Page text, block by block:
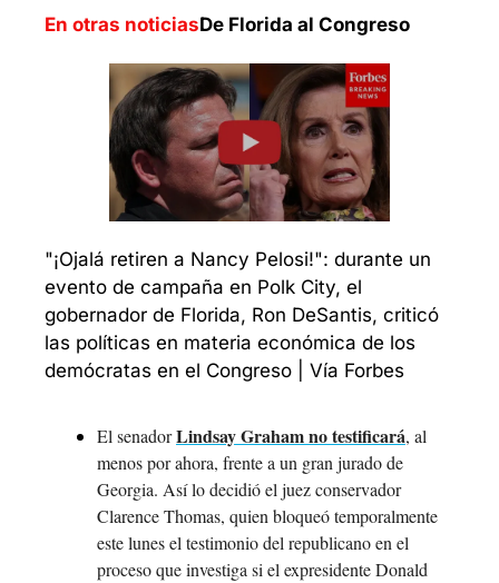
En otras noticiasDe Florida al Congreso
"¡Ojalá retiren a Nancy Pelosi!": durante un
evento de campaña en Polk City, el
gobernador de Florida, Ron DeSantis, criticó
las políticas en materia económica de los
demócratas en el Congreso | Vía Forbes
El senador Lindsay Graham no testificará, al
menos por ahora, frente a un gran jurado de
Georgia. Así lo decidió el juez conservador
Clarence Thomas, quien bloqueó temporalmente
este lunes el testimonio del republicano en el
proceso que investiga si el expresidente Donald